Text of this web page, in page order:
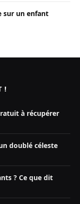
sur un enfant
!
à récupérer
doublé céleste
? Ce que dit